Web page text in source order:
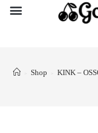
> Shop > KINK –